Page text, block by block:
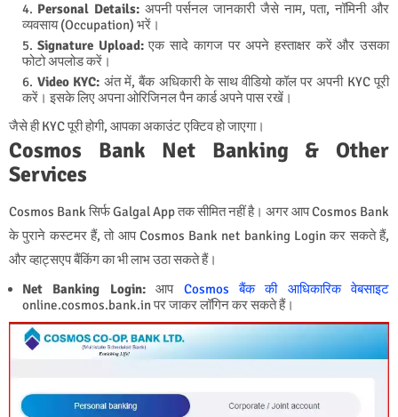
Personal Details:अपनी पर्सनल जानकारी जैसे नाम, पता, नॉमिनी और
व्यवसाय (Occupation) भरें।
Signature Upload:एक सादे कागज पर अपने हस्ताक्षर करें और उसका
फोटो अपलोड करें।
Video KYC: अंत में, बैंक अधिकारी के साथ वीडियो कॉल पर अपनी KYC पूरी
करें। इसके लिए अपना ओरिजिनल पैन कार्ड अपने पास रखें।
जैसे ही KYC पूरी होगी, आपका अकाउंट एक्टिव हो जाएगा।
Cosmos Bank Net Banking & Other
Services
Cosmos Bank सिर्फ Galgal App तक सीमित नहीं है। अगर आप Cosmos Bank
के पुराने कस्टमर हैं, तो आप Cosmos Bank net banking Login कर सकते हैं,
और व्हाट्सएप बैंकिंग का भी लाभ उठा सकते हैं।
Net Banking Login:आप Cosmos बैंक की आधिकारिक वेबसाइट
online.cosmos.bank.inपर जाकर लॉगिन कर सकते हैं।